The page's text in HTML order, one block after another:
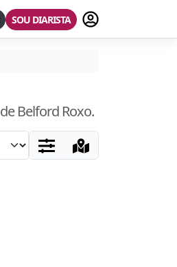
SOU DIARISTA Fazer login
de Belford Roxo.